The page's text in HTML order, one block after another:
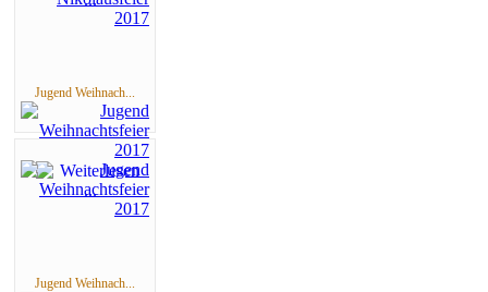
Jugend Weihnach...
Jugend Weihnach...